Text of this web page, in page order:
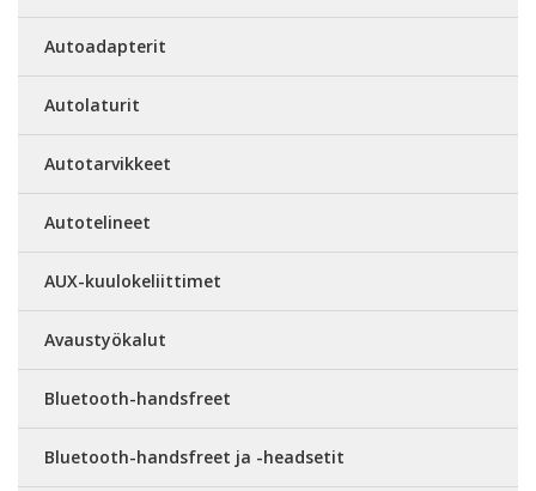
Autoadapterit
Autolaturit
Autotarvikkeet
Autotelineet
AUX-kuulokeliittimet
Avaustyökalut
Bluetooth-handsfreet
Bluetooth-handsfreet ja -headsetit